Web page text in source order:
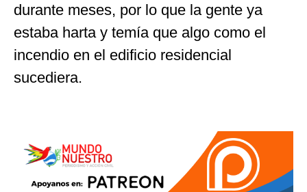
durante meses, por lo que la gente ya
estaba harta y temía que algo como el
incendio en el edificio residencial
sucediera.